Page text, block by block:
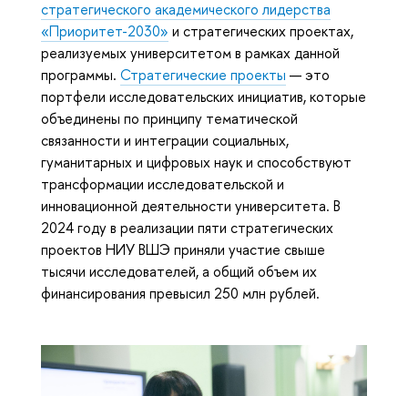
стратегического академического лидерства
«Приоритет-2030» и стратегических проектах,
реализуемых университетом в рамках данной
программы. Стратегические проекты — это
портфели исследовательских инициатив, которые
объединены по принципу тематической
связанности и интеграции социальных,
гуманитарных и цифровых наук и способствуют
трансформации исследовательской и
инновационной деятельности университета. В
2024 году в реализации пяти стратегических
проектов НИУ ВШЭ приняли участие свыше
тысячи исследователей, а общий объем их
финансирования превысил 250 млн рублей.